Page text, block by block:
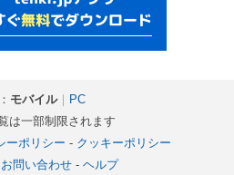
モバイル｜ PC
は一部制限されます
ーポリシー - クッキーポリシー
お問い合わせ- ヘルプ